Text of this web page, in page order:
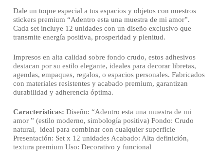
Dale un toque especial a tus espacios y objetos con nuestros
stickers premium “Adentro esta una muestra de mi amor”.
Cada set incluye 12 unidades con un diseño exclusivo que
transmite energía positiva, prosperidad y plenitud.
Impresos en alta calidad sobre fondo crudo, estos adhesivos
destacan por su estilo elegante, ideales para decorar libretas,
agendas, empaques, regalos, o espacios personales. Fabricados
con materiales resistentes y acabado premium, garantizan
durabilidad y adherencia óptima.
Características: Diseño: “Adentro esta una muestra de mi
amor ” (estilo moderno, simbología positiva) Fondo: Crudo
natural, ideal para combinar con cualquier superficie
Presentación: Set x 12 unidades Acabado: Alta definición,
textura premium Uso: Decorativo y funcional